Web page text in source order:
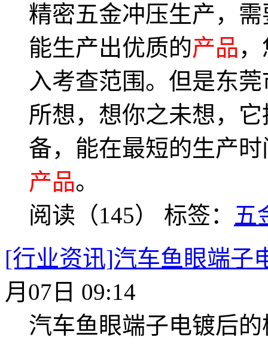
精密五金冲压生产，
能生产出优质的产品
入考查范围。但是东
所想，想你之未想，
备，能在最短的生产
产品。
阅读（145） 标签： 五
[行业资讯]汽车鱼眼端子
月07日 09:14
汽车鱼眼端子电镀后